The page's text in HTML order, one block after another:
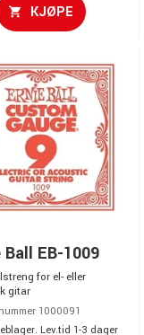
KJØPE
Ball EB-1009
for el- eller
gitar
1000091
Lev.tid 1-3 dager